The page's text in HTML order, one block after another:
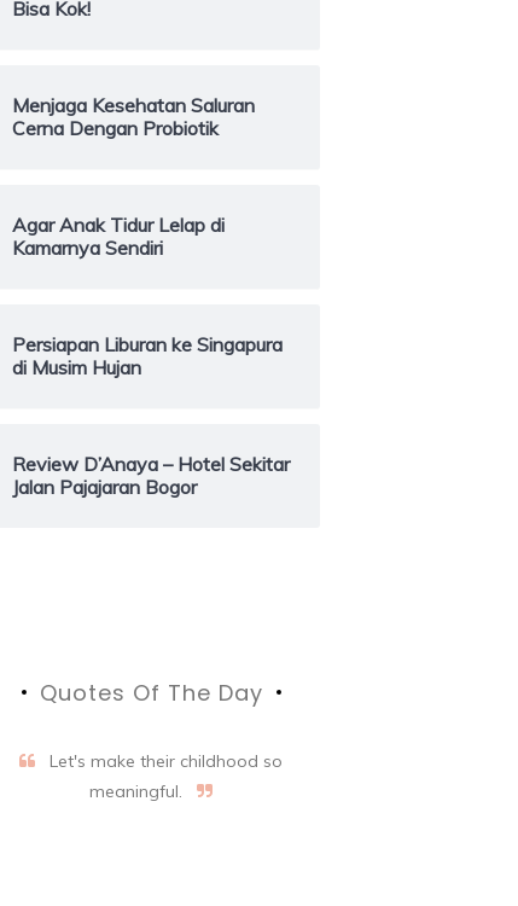
Bisa Kok!
Menjaga Kesehatan Saluran
Cerna Dengan Probiotik
Agar Anak Tidur Lelap di
Kamarnya Sendiri
Persiapan Liburan ke Singapura
di Musim Hujan
Review D’Anaya – Hotel Sekitar
Jalan Pajajaran Bogor
Quotes Of The Day
Let's make their childhood so
meaningful.